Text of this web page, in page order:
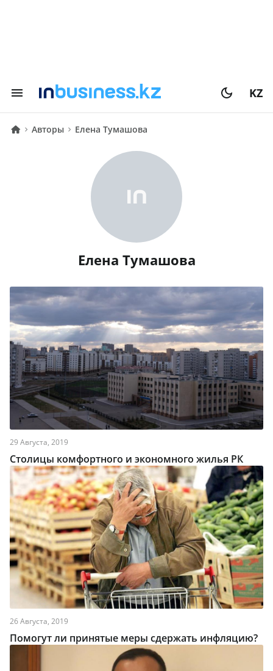
KZ
Авторы Елена Тумашова
Елена Тумашова
29 Августа, 2019
Столицы комфортного и экономного жилья РК
26 Августа, 2019
Помогут ли принятые меры сдержать инфляцию?